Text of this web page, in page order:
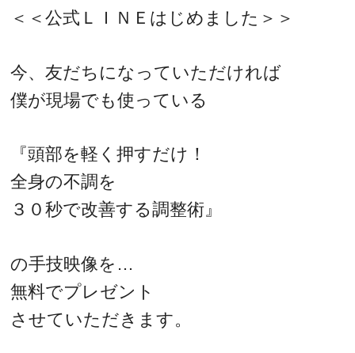
＜＜公式ＬＩＮＥはじめました＞＞
今、友だちになっていただければ
僕が現場でも使っている
『頭部を軽く押すだけ！
全身の不調を
３０秒で改善する調整術』
の手技映像を…
無料でプレゼント
させていただきます。